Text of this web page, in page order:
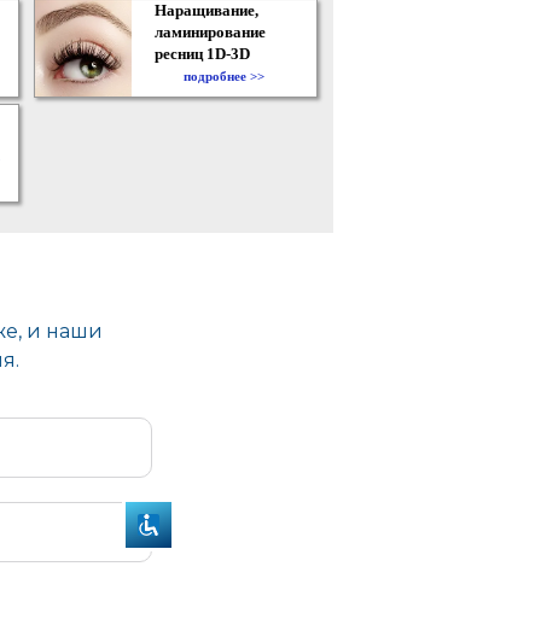
Наращивание,
ламинирование
ресниц 1D-3D
подробнее >>